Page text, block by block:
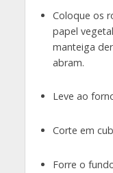
Coloque os
papel
manteiga
abram.
Leve ao
Corte em
Forre o